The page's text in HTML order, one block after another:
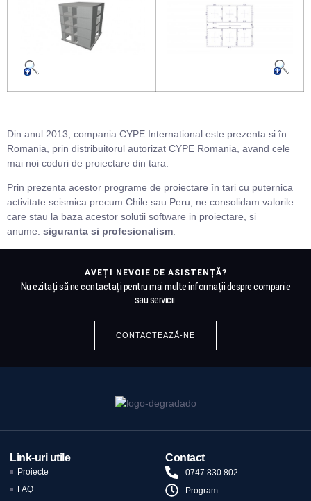
Din anul 2013, compania CYPE International este prezenta si în
Romania, prin distribuitorul autorizat CYPE Romania, avand cele
mai noi coduri de proiectare din tara.
Prin prezenta acestor programe de proiectare în tari cu puternica
activitate seismica precum Chile sau Peru, ne consolidam valorile
care stau la baza acestor solutii software in proiectare, si
anume: siguranta si profesionalism
AVEȚI NEVOIE DE ASISTENȚĂ?
Nu ezitați să ne contactați pentru mai multe informații despre companie
sau servicii.
CONTACTEAZĂ-NE
Link-uri utile
Proiecte
FAQ
Contact
0747 830 802
Program